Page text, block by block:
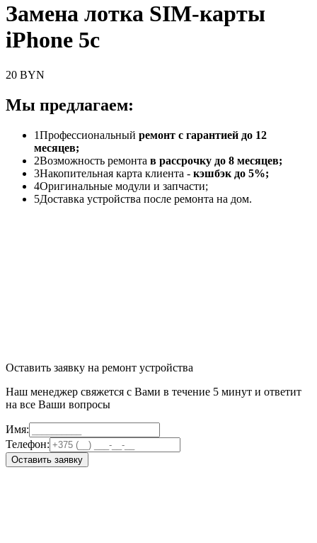
Замена лотка SIM-карты
iPhone 5c
20 BYN
Мы предлагаем:
1Профессиональный ремонт с гарантией до 12
месяцев;
2Возможность ремонта в рассрочку до 8 месяцев;
3Накопительная карта клиента - кэшбэк до 5%;
4Оригинальные модули и запчасти;
5Доставка устройства после ремонта на дом.
Оставить заявку на ремонт устройства
Наш менеджер свяжется с Вами в течение 5 минут и ответит
на все Ваши вопросы
Имя:
Телефон:
Оставить заявку